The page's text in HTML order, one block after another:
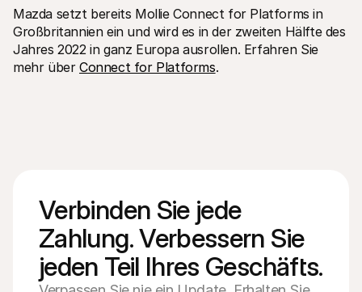
Mazda setzt bereits Mollie Connect for Platforms in
Großbritannien ein und wird es in der zweiten Hälfte des
Jahres 2022 in ganz Europa ausrollen. Erfahren Sie
mehr über Connect for Platforms.
Verbinden Sie jede
Zahlung. Verbessern Sie
jeden Teil Ihres Geschäfts.